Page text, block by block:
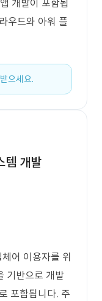
개발이 포함됩
우드와 아워 플
으세요.
템 개발
어 이용자를 위
기반으로 개발
포함됩니다. 주